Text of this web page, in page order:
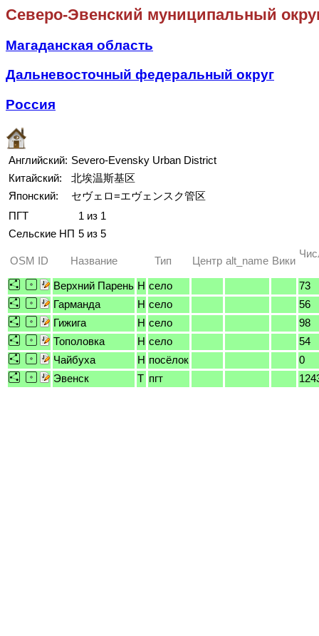
Северо-Эвенский муниципальный
Магаданская область
Дальневосточный федеральный округ
Россия
Английский: Severo-Evensky Urban District
Китайский:
北埃温斯基区
Японский:
セヴェロ=エヴェンスク管区
ПГТ
1 из 1
Сельские НП 5 из 5
OSM ID Название Тип Центр alt_name Вики
Верхний Парень H село
73
Гарманда
H село
56
Гижига
H село
98
Тополовка
H село
54
Чайбуха
H посёлок
0
Эвенск
T пгт